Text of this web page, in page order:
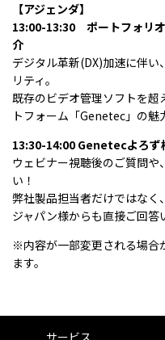
【アジェンダ】
13:00-13:30 ポートフォリ
介
デジタル革新(DX)加速に伴
リティ。
既存のビデオ管理ソフトを超
トフォーム「Genetec」の魅
13:30-14:00 Genetecよろず
ウェビナー視聴後のご質問
い！
弊社製品担当者だけではなく
ジャパン様からも直接ご回答
※内容が一部変更される場合
ます。